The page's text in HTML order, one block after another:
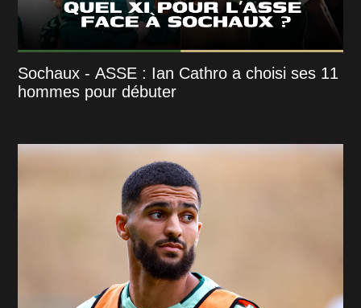
Sochaux - ASSE : Ian Cathro a choisi ses 11
hommes pour débuter